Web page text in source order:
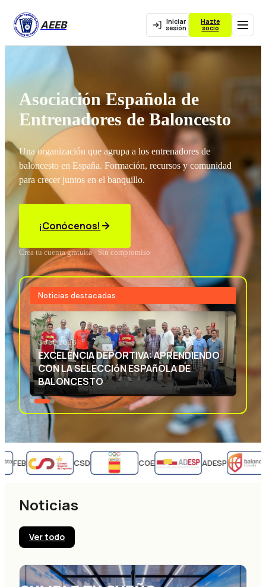
AEEB Iniciar
sesión
Hazte
socio
Asociación Española de
Entrenadores de Baloncesto
Una organización que agrupa a los entrenadores de
baloncesto en España. Formación, recursos y comunidad
para crecer juntos en el banquillo.
¡Conócenos!
Crea tu cuenta gratuita · Sin compromiso
Noticias destacadas
3 JUL 2026
EXCELENCIA DEPORTIVA: APRENDIENDO
CON LA SELECCIóN ESPAñOLA DE
BALONCESTO
FEB CSD COE ADESP
Noticias
Ver todo